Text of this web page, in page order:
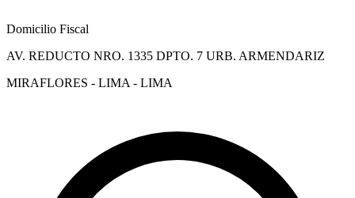
Domicilio Fiscal
AV. REDUCTO NRO. 1335 DPTO. 7 URB. ARMENDARIZ
MIRAFLORES - LIMA - LIMA